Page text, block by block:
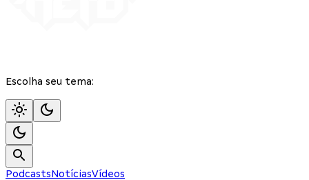
Escolha seu tema:
PodcastsNotíciasVídeos